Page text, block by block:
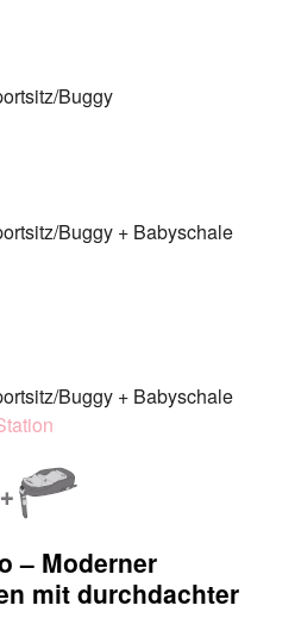
Buggy
Buggy + Babyschale
Buggy + Babyschale
– Moderner
mit durchdachter